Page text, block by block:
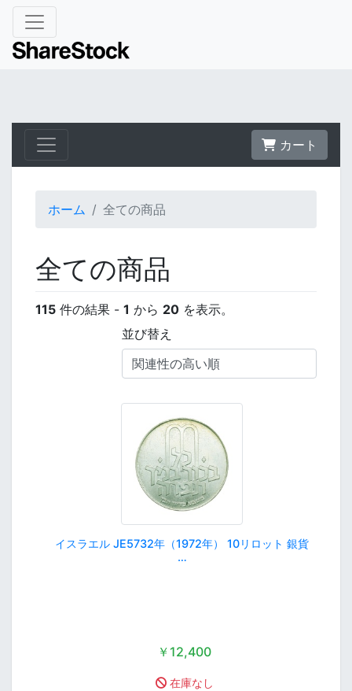
カート
ホーム 全ての商品
全ての商品
115 件の結果 - 1 から 20 を表示。
並び替え
イスラエル JE5732年（1972年） 10リロット 銀貨
…
￥12,400
在庫なし